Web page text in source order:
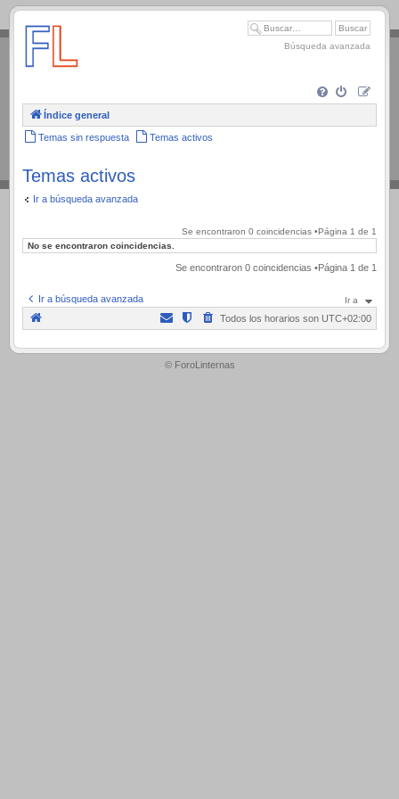
.
Búsqueda avanzada
Índice general
Temas sin respuesta Temas activos
Temas activos
Ir a búsqueda avanzada
Se encontraron 0 coincidencias •Página 1 de 1
No se encontraron coincidencias.
Se encontraron 0 coincidencias •Página 1 de 1
Ir a búsqueda avanzada Ir a
Todos los horarios son UTC+02:00
.
© ForoLinternas